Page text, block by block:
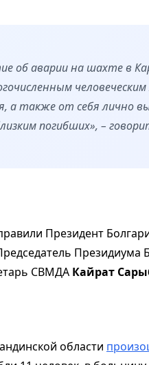
об аварии на шахте в
а также от себя лично
погибших», –
Президент
Президиума
СВМДА Кайрат
области